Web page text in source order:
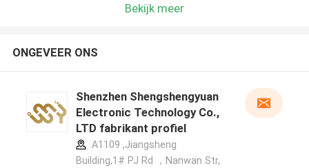
Bekijk meer
ONGEVEER ONS
Shenzhen Shengshengyuan
Electronic Technology Co.,
LTD fabrikant profiel
A1109 ,Jiangsheng
Building,1# PJ Rd ，Nanwan Str,